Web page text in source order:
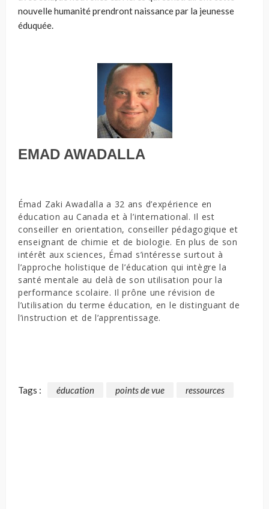
nouvelle humanité prendront naissance par la jeunesse
éduquée.
EMAD AWADALLA
Émad Zaki Awadalla a 32 ans d’expérience en
éducation au Canada et à l’international. Il est
conseiller en orientation, conseiller pédagogique et
enseignant de chimie et de biologie. En plus de son
intérêt aux sciences, Émad s’intéresse surtout à
l’approche holistique de l’éducation qui intègre la
santé mentale au delà de son utilisation pour la
performance scolaire. Il prône une révision de
l’utilisation du terme éducation, en le distinguant de
l’instruction et de l’apprentissage.
Tags : éducation points de vue ressources